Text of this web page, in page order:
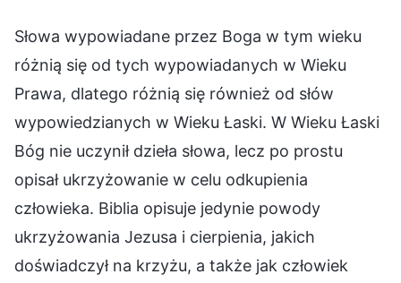
Słowa wypowiadane przez Boga w tym wieku
różnią się od tych wypowiadanych w Wieku
Prawa, dlatego różnią się również od słów
wypowiedzianych w Wieku Łaski. W Wieku Łaski
Bóg nie uczynił dzieła słowa, lecz po prostu
opisał ukrzyżowanie w celu odkupienia
człowieka. Biblia opisuje jedynie powody
ukrzyżowania Jezusa i cierpienia, jakich
doświadczył na krzyżu, a także jak człowiek